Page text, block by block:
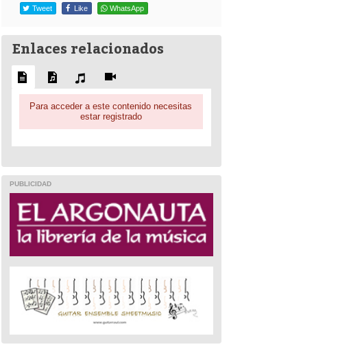
Tweet Like WhatsApp
Enlaces relacionados
Para acceder a este contenido necesitas
estar registrado
PUBLICIDAD